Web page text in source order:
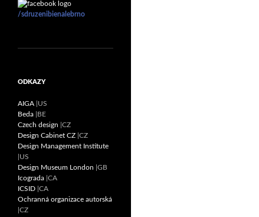
/sdruzenibienalebrno
ODKAZY
AIGA |US
Beda |BE
Czech design |CZ
Design Cabinet CZ |CZ
Design Management Institute
|US
Design Museum London |GB
Icograda |CA
ICSID |CA
Ochranná organizace autorská
|CZ